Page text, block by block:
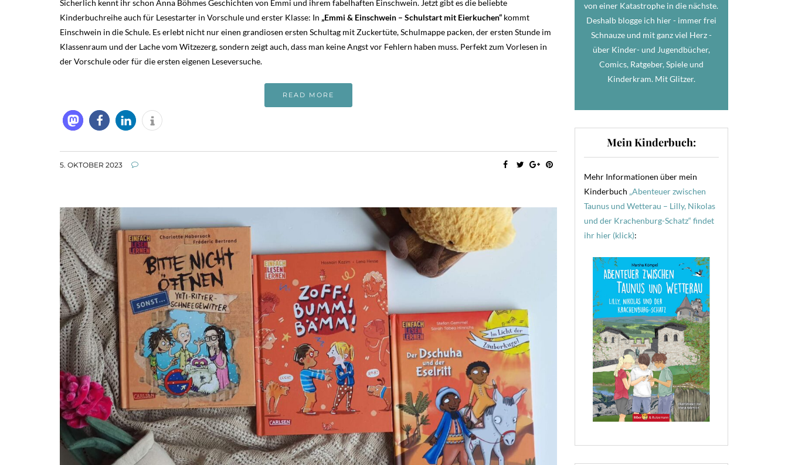
Sicherlich kennt ihr schon Anna Böhmes Geschichten von Emmi und ihrem fabelhaften Einschwein. Jetzt gibt es die beliebte
Kinderbuchreihe auch für Lesestarter in Vorschule und erster Klasse: In „Emmi & Einschwein – Schulstart mit Eierkuchen“ kommt
Einschwein in die Schule. Es erlebt nicht nur einen grandiosen ersten Schultag mit Zuckertüte, Schulmappe packen, der ersten Stunde im
Klassenraum und der Lache vom Witzezerg, sondern zeigt auch, dass man keine Angst vor Fehlern haben muss. Perfekt zum Vorlesen in
der Vorschule oder für die ersten eigenen Leseversuche.
READ MORE
5. OKTOBER 2023
von einer Katastrophe in die nächste.
Deshalb blogge ich hier - immer frei
Schnauze und mit ganz viel Herz -
über Kinder- und Jugendbücher,
Comics, Ratgeber, Spiele und
Kinderkram. Mit Glitzer.
Mein Kinderbuch:
Mehr Informationen über mein
Kinderbuch „Abenteuer zwischen
Taunus und Wetterau – Lilly, Nikolas
und der Krachenburg-Schatz“ findet
ihr hier (klick):